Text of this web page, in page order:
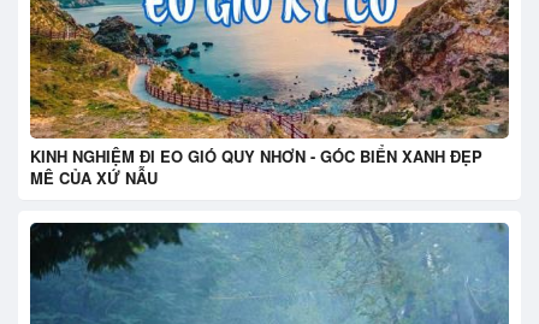
KINH NGHIỆM ĐI EO GIÓ QUY NHƠN - GÓC BIỂN XANH ĐẸP
MÊ CỦA XỨ NẪU